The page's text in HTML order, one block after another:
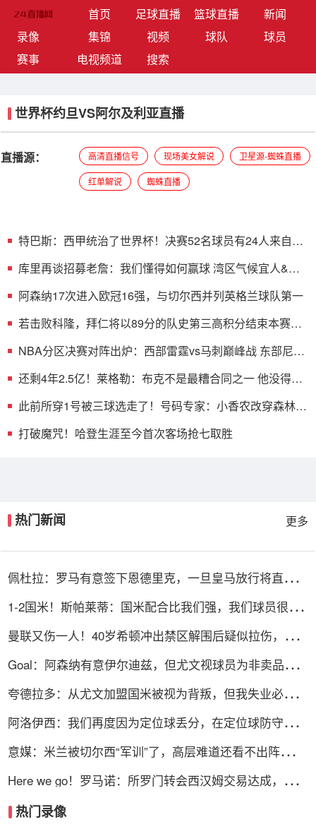
首页(current)足球直播 篮球直播
新闻
录像
集锦 视频 球队
球员
赛事
电视频道 搜索
世界杯约旦VS阿尔及利亚直播
直播源： 高清直播信号 现场美女解说 卫星源-蜘蛛直播
红单解说 蜘蛛直播
特巴斯：西甲统治了世界杯！决赛52名球员有24人来自西
库里再谈招募老詹：我们懂得如何赢球 湾区气候宜人&适
阿森纳17次进入欧冠16强，与切尔西并列英格兰球队第一
若击败科隆，拜仁将以89分的队史第三高积分结束本赛季
NBA分区决赛对阵出炉：西部雷霆vs马刺巅峰战 东部尼克
还剩4年2.5亿！莱格勒：布克不是最糟合同之一 他没得到
此前所穿1号被三球选走了！号码专家：小香农改穿森林狼
打破魔咒！哈登生涯至今首次客场抢七取胜
热门新闻 更多
佩杜拉：罗马有意签下恩德里克，一旦皇马放行将直接加
1-2国米！斯帕莱蒂：国米配合比我们强，我们球员很棒
曼联又伤一人！40岁希顿冲出禁区解围后疑似拉伤，被换
Goal：阿森纳有意伊尔迪兹，但尤文视球员为非卖品，除
夸德拉多：从尤文加盟国米被视为背叛，但我失业必须寻
阿洛伊西：我们再度因为定位球丢分，在定位球防守上犯
意媒：米兰被切尔西“军训”了，高层难道还看不出阵容短
Here we go！罗马诺：所罗门转会西汉姆交易达成，总价
热门录像